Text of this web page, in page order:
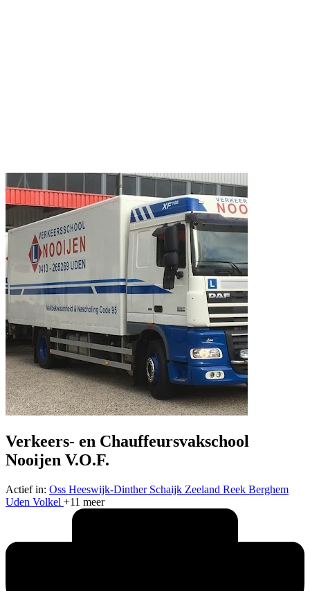
Verkeers- en Chauffeursvakschool
Nooijen V.O.F.
Actief in: Oss Heeswijk-Dinther Schaijk Zeeland Reek Berghem
Uden Volkel +11 meer